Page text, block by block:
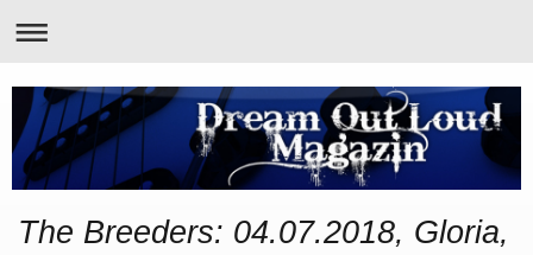
The Breeders: 04.07.2018, Gloria,